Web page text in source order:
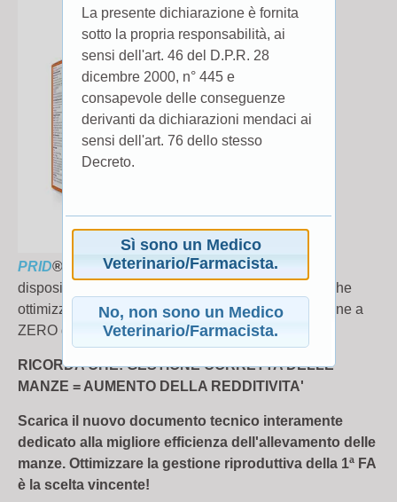
PRID® DELTAè il rivoluzionario
dispositivo intravaginale rilasciante
che
ottimizza la
fertilitàsia in bovine da latte che da carne a
ZERO giorni di tempo di attesa in latte e carne!
RICORDA CHE: GESTIONE CORRETTA DELLE
MANZE = AUMENTO DELLA REDDITIVITA'
Scarica il nuovo documento tecnico interamente
dedicato alla migliore efficienza dell'allevamento delle
manze. Ottimizzare la gestione riproduttiva della 1ª FA
è la scelta vincente!
La presente dichiarazione è fornita
sotto la propria responsabilità, ai
sensi dell'art. 46 del D.P.R. 28
dicembre 2000, n° 445 e
consapevole delle conseguenze
derivanti da dichiarazioni mendaci ai
sensi dell'art. 76 dello stesso
Decreto.
Sì sono un Medico
Veterinario/Farmacista.
No, non sono un Medico
Veterinario/Farmacista.